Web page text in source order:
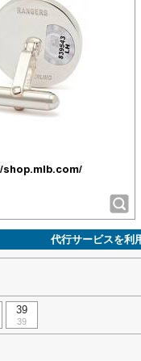
代行サービスを利
39
39